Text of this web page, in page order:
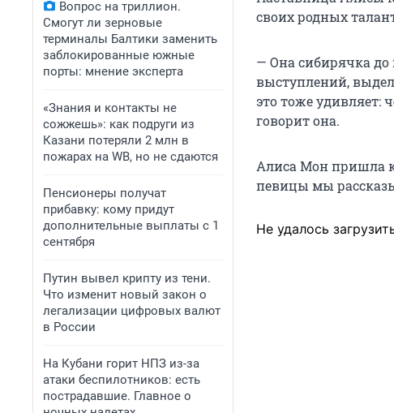
Вопрос на триллион.
Смогут ли зерновые
терминалы Балтики заменить
заблокированные южные
порты: мнение эксперта
«Знания и контакты не
сожжешь»: как подруги из
Казани потеряли 2 млн в
пожарах на WB, но не сдаются
Пенсионеры получат
прибавку: кому придут
дополнительные выплаты с 1
сентября
Путин вывел крипту из тени.
Что изменит новый закон о
легализации цифровых валют
в России
На Кубани горит НПЗ из-за
атаки беспилотников: есть
пострадавшие. Главное о
своих родных
— Она сибирячка до
выступлений,
это тоже удивляет:
говорит она.
Алиса Мон пришла к
певицы мы
Не удалось